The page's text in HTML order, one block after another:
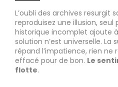
L’oubli des archives resurgit
reproduisez une illusion, seul
historique incomplet ajoute
solution n’est universelle. La
répand l’impatience, rien ne
effacé pour de bon. Le
flotte.